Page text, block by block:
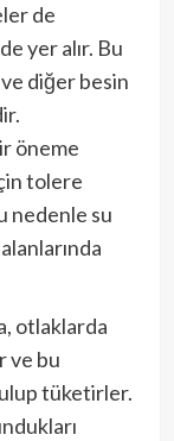
de
yer alır. Bu
diğer besin
öneme
tolere
nedenle su
otlaklarda
ve bu
tüketirler.